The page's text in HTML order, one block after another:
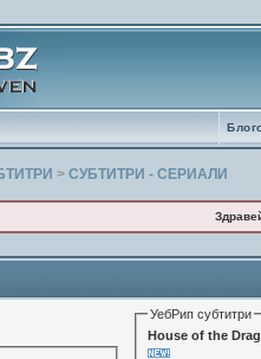
>СУБТИТРИ - СЕРИАЛИ
УебРип субтитри
House of the